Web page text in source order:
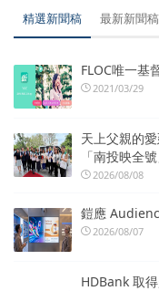
精選新聞稿 最新新聞稿
FLOC唯一基
2021/03/29
天上父親的
「南投映全
2026/08/08
鎧應
2026/08/07
HDBank 取